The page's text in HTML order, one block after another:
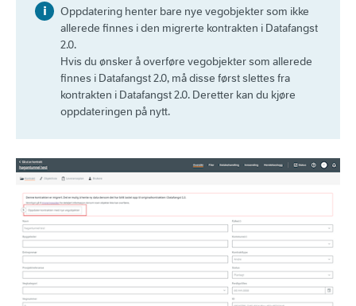
Oppdatering henter bare nye vegobjekter som ikke
allerede finnes i den migrerte kontrakten i Datafangst
2.0.
Hvis du ønsker å overføre vegobjekter som allerede
finnes i Datafangst 2.0, må disse først slettes fra
kontrakten i Datafangst 2.0. Deretter kan du kjøre
oppdateringen på nytt.